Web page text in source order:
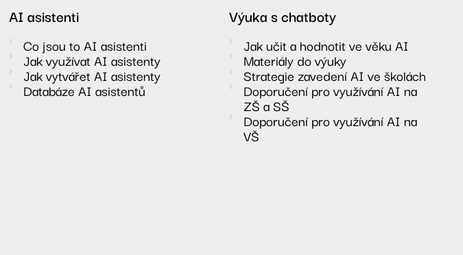
AI asistenti
Co jsou to AI asistenti
Jak využívat AI asistenty
Jak vytvářet AI asistenty
Databáze AI asistentů
Výuka s chatboty
Jak učit a hodnotit ve věku AI
Materiály do výuky
Strategie zavedení AI ve školách
Doporučení pro využívání AI na
ZŠ a SŠ
Doporučení pro využívání AI na
VŠ